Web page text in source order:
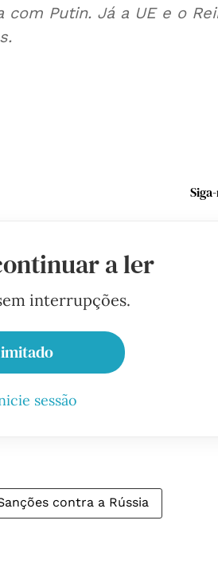
Putin. Já a UE e o
a ler
interrupções.
sessão
contra a Rússia